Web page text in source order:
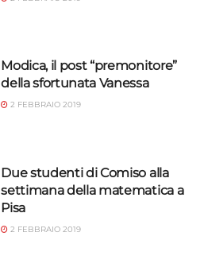
Modica, il post “premonitore”
della sfortunata Vanessa
2 FEBBRAIO 2019
Due studenti di Comiso alla
settimana della matematica a
Pisa
2 FEBBRAIO 2019